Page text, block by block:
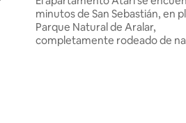
54
minutos de San Sebastián, en
Parque Natural de Aralar,
completamente rodeado de